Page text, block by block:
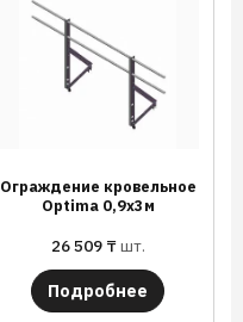
Ограждение кровельное
Optima 0,9х3м
26 509 ₸шт.
Подробнее